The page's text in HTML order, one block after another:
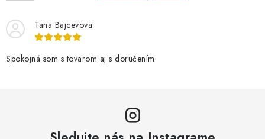
Tana Bajcevova
Spokojná som s tovarom aj s doručením